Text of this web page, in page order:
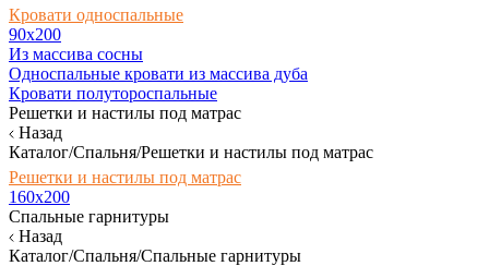
Кровати односпальные
90х200
Из массива сосны
Односпальные кровати из массива дуба
Кровати полутороспальные
Решетки и настилы под матрас
Назад
Каталог/Спальня/Решетки и настилы под матрас
Решетки и настилы под матрас
160х200
Спальные гарнитуры
Назад
Каталог/Спальня/Спальные гарнитуры